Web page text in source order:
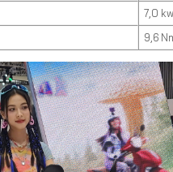
7,0
9,6